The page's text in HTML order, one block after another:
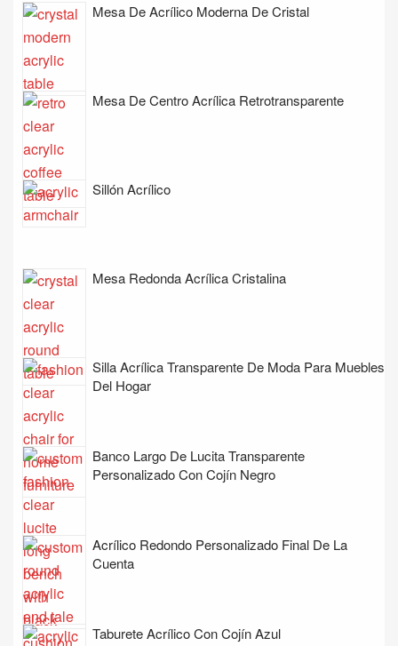
Mesa De Acrílico Moderna De Cristal
Mesa De Centro Acrílica Retrotransparente
Sillón Acrílico
Mesa Redonda Acrílica Cristalina
Silla Acrílica Transparente De Moda Para Muebles
Del Hogar
Banco Largo De Lucita Transparente
Personalizado Con Cojín Negro
Acrílico Redondo Personalizado Final De La
Cuenta
Taburete Acrílico Con Cojín Azul